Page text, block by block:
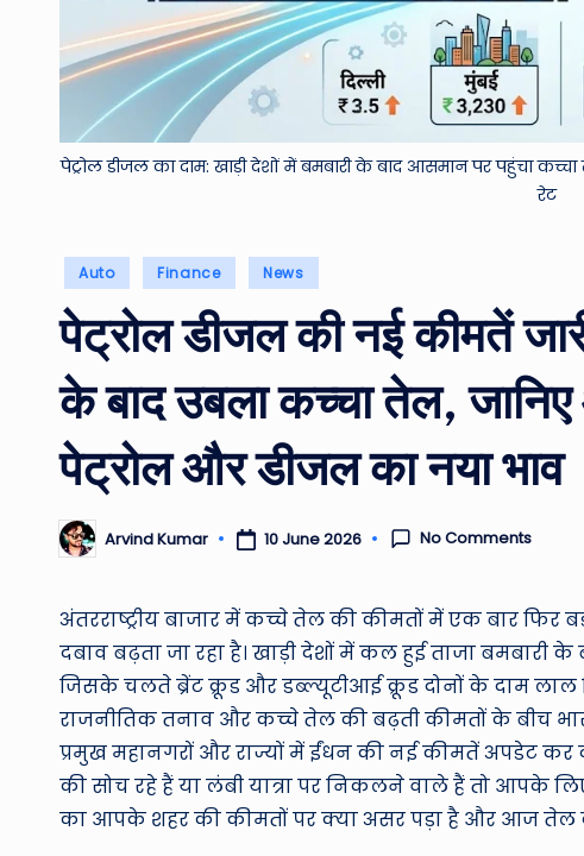
पेट्रोल डीजल का दाम: खाड़ी देशों में बमबारी के बाद आसमान पर पहुंचा
रेट
Posted
Auto Finance News
पेट्रोल डीजल की नई कीमतें
के बाद उबला कच्चा तेल,
पेट्रोल और डीजल का नया भाव
Posted
by
Arvind Kumar 10 June 2026 No Comments
अंतरराष्ट्रीय बाजार में कच्चे तेल की कीमतों में एक बार
दबाव बढ़ता जा रहा है। खाड़ी देशों में कल हुई ताजा
जिसके चलते ब्रेंट क्रूड और डब्ल्यूटीआई क्रूड दोनों के दाम
राजनीतिक तनाव और कच्चे तेल की बढ़ती कीमतों के बीच
प्रमुख महानगरों और राज्यों में ईंधन की नई कीमतें अपडेट
की सोच रहे हैं या लंबी यात्रा पर निकलने वाले हैं तो आपके
का आपके शहर की कीमतों पर क्या असर पड़ा है और आज तेल